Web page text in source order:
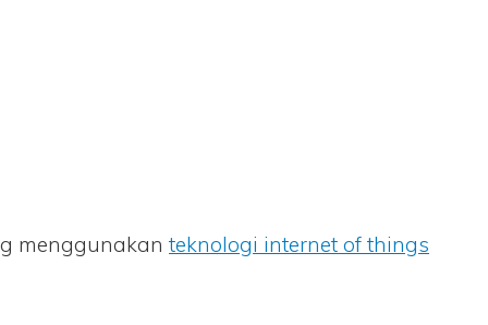
menggunakan teknologi internet of things